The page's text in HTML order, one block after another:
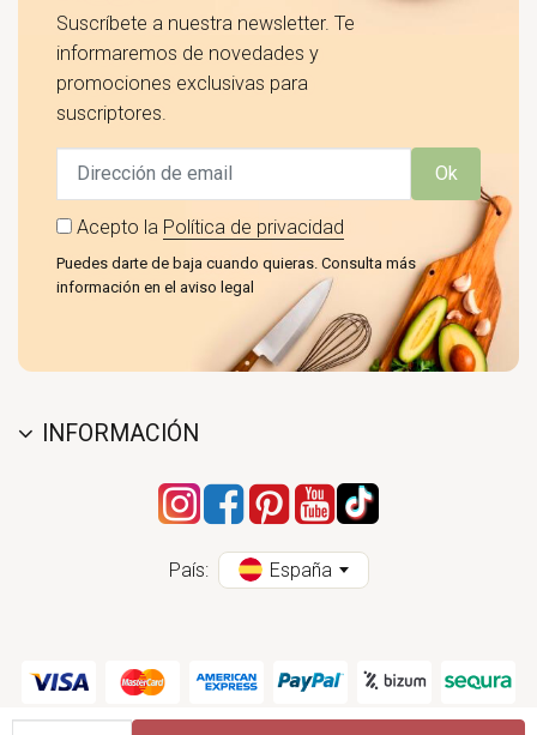
Suscríbete a nuestra newsletter. Te
informaremos de novedades y
promociones exclusivas para
suscriptores.
Ok
Acepto la Política de privacidad
Puedes darte de baja cuando quieras. Consulta más
información en el aviso legal
INFORMACIÓN
País: España